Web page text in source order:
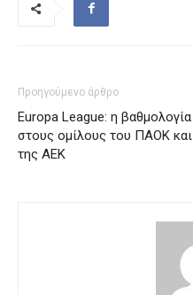
Προηγούμενο άρθρο
Europa League: η βαθμολογία
στους ομίλους του ΠΑΟΚ και
της ΑΕΚ